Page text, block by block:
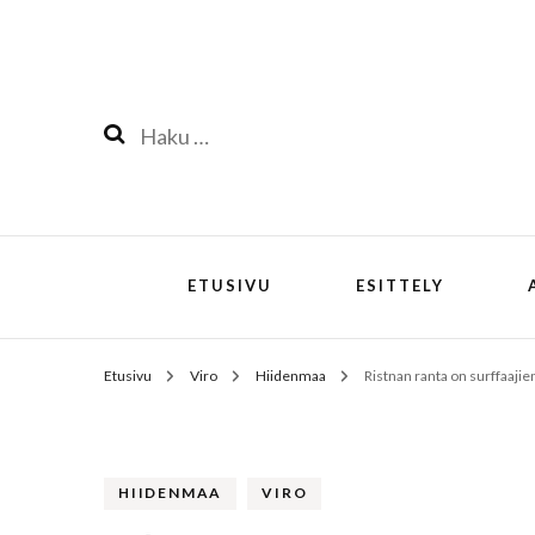
Haku:
ETUSIVU ESITTELY
Etusivu Viro Hiidenmaa Ristnan ranta on
HIIDENMAA VIRO